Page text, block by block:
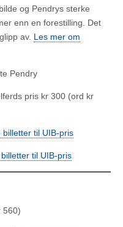
og Pendrys sterke
enn en forestilling. Det
av. Les mer om
Pendry
pris kr 300 (ord kr
til UIB-pris
til UIB-pris
560)